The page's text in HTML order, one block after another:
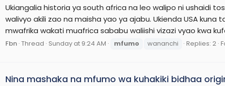
Ukiangalia historia ya south africa na leo walipo ni ushaidi
walivyo akili zao na maisha yao ya ajabu. Ukienda USA
mwafrika wakati muafrica sababu waliishi vizazi vyao kwa
Fbn Thread Sunday at 9:24 AM mfumo wananchi Replies: 2
Nina mashaka na mfumo wa kuhakiki bidhaa